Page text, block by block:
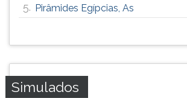
5. Pirâmides Egípcias, As
Simulados